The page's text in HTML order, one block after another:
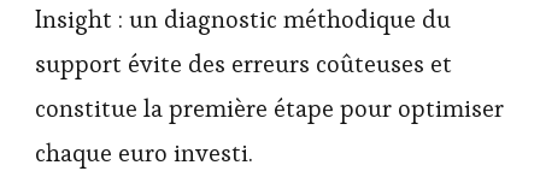
Insight : un diagnostic méthodique du
support évite des erreurs coûteuses et
constitue la première étape pour optimiser
chaque euro investi.